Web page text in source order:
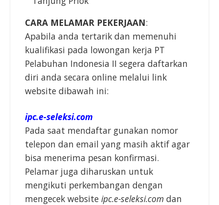
CARA MELAMAR PEKERJAAN:
Apabila anda tertarik dan memenuhi
kualifikasi pada lowongan kerja PT
Pelabuhan Indonesia II segera daftarkan
diri anda secara online melalui link
website dibawah ini:
ipc.e-seleksi.com
Pada saat mendaftar gunakan nomor
telepon dan email yang masih aktif agar
bisa menerima pesan konfirmasi.
Pelamar juga diharuskan untuk
mengikuti perkembangan dengan
mengecek website ipc.e-seleksi.com dan